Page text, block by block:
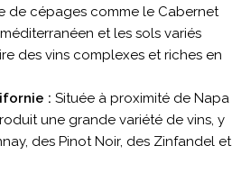
de cépages comme le Cabernet
et les sols variés
des vins complexes et riches en
: Située à proximité de Napa
une grande variété de vins, y
des Pinot Noir, des Zinfandel et